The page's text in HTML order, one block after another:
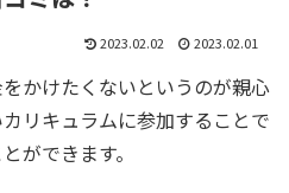
2023.02.02 2023.02.01
かけたくないというのが親心
リキュラムに参加することで
ができます。